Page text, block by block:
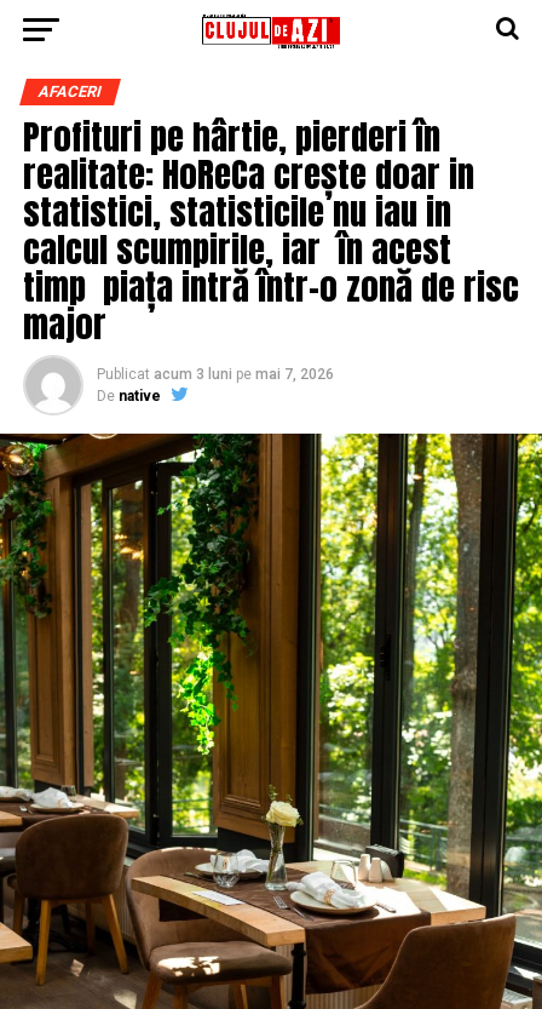
AFACERI
Profituri pe hârtie, pierderi în
realitate: HoReCa crește doar in
statistici, statisticile nu iau in
calcul scumpirile, iar în acest
timp piața intră într-o zonă de risc
major
Publicat acum 3 luni pe mai 7, 2026
De native